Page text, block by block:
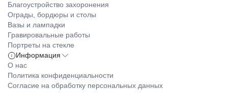
Благоустройство захоронения
Ограды, бордюры и столы
Вазы и лампадки
Гравировальные работы
Портреты на стекле
Информация
О нас
Политика конфиденциальности
Согласие на обработку персональных данных